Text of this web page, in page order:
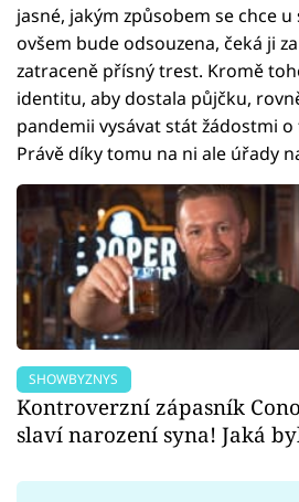
jasné, jakým způsobem se chce
ovšem bude odsouzena, čeká ji
zatraceně přísný trest. Kromě
identitu, aby dostala půjčku,
pandemii vysávat stát žádostmi
Právě díky tomu na ni ale úřady
SHOWBYZNYS
Kontroverzní zápasník
slaví narození syna! Jaká